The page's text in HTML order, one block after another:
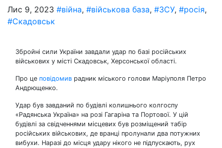
Лис 9, 2023 #війна, #військова база, #ЗСУ, #росія,
#Скадовськ
Збройні сили України завдали удар по базі російських
військових у місті Скадовськ, Херсонської області.
Про це повідомив радник міського голови Маріуполя Петро
Андрющенко.
Удар був завданий по будівлі колишнього колгоспу
«Радянська Україна» на розі Гагаріна та Портової. У цій
будівлі за свідченнями місцевих був розміщений табір
російських військових, де вранці пролунали два потужних
вибухи. Наразі до місця удару нікого не підпускають, рух